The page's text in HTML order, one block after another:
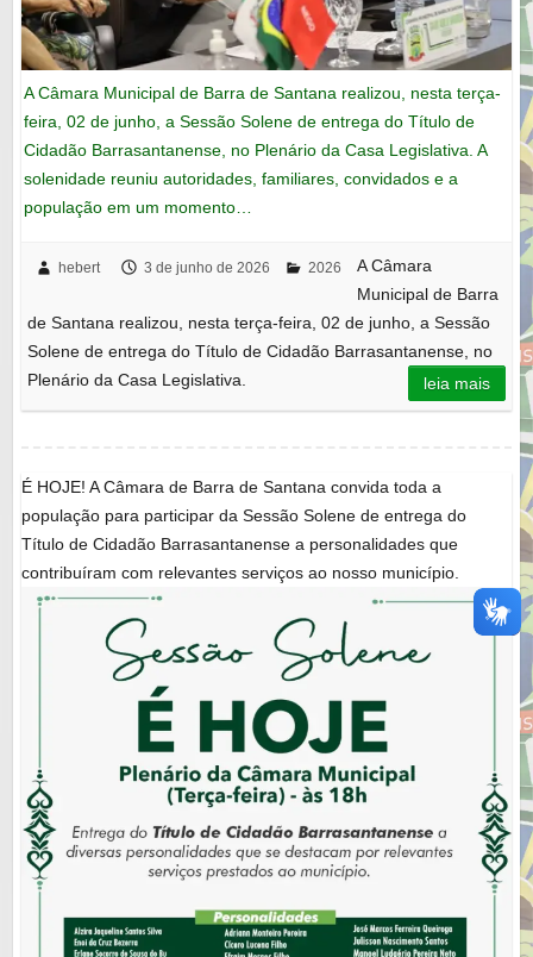
A Câmara Municipal de Barra de Santana realizou, nesta terça-
feira, 02 de junho, a Sessão Solene de entrega do Título de
Cidadão Barrasantanense, no Plenário da Casa Legislativa. A
solenidade reuniu autoridades, familiares, convidados e a
população em um momento…
hebert 3 de junho de 2026 2026
A Câmara
Municipal de Barra
de Santana realizou, nesta terça-feira, 02 de junho, a Sessão
Solene de entrega do Título de Cidadão Barrasantanense, no
Plenário da Casa Legislativa.
leia mais
É HOJE! A Câmara de Barra de Santana convida toda a
população para participar da Sessão Solene de entrega do
Título de Cidadão Barrasantanense a personalidades que
contribuíram com relevantes serviços ao nosso município.